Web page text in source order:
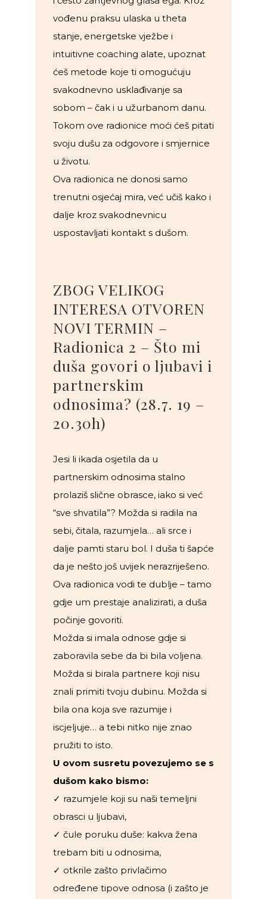
vođenu praksu ulaska u theta
stanje, energetske vježbe i
intuitivne coaching alate, upoznat
ćeš metode koje ti omogućuju
svakodnevno usklađivanje sa
sobom – čak i u užurbanom danu.
Tokom ove radionice moći ćeš pitati
svoju dušu za odgovore i smjernice
u životu.
Ova radionica ne donosi samo
trenutni osjećaj mira, već učiš kako i
dalje kroz svakodnevnicu
uspostavljati kontakt s dušom.
ZBOG VELIKOG
INTERESA OTVOREN
NOVI TERMIN –
Radionica 2 – Što mi
duša govori o ljubavi i
partnerskim
odnosima? (28.7. 19 –
20.30h)
Jesi li ikada osjetila da u
partnerskim odnosima stalno
prolaziš slične obrasce, iako si već
“sve shvatila”? Možda si radila na
sebi, čitala, razumjela… ali srce i
dalje pamti staru bol. I duša ti šapće
da je nešto još uvijek nerazriješeno.
Ova radionica vodi te dublje – tamo
gdje um prestaje analizirati, a duša
počinje govoriti.
Možda si imala odnose gdje si
zaboravila sebe da bi bila voljena.
Možda si birala partnere koji nisu
znali primiti tvoju dubinu. Možda si
bila ona koja sve razumije i
iscjeljuje… a tebi nitko nije znao
pružiti to isto.
U ovom susretu povezujemo se s
dušom kako bismo:
✓ razumjele koji su naši temeljni
obrasci u ljubavi,
✓ čule poruku duše: kakva žena
trebam biti u odnosima,
✓ otkrile zašto privlačimo
određene tipove odnosa (i zašto je